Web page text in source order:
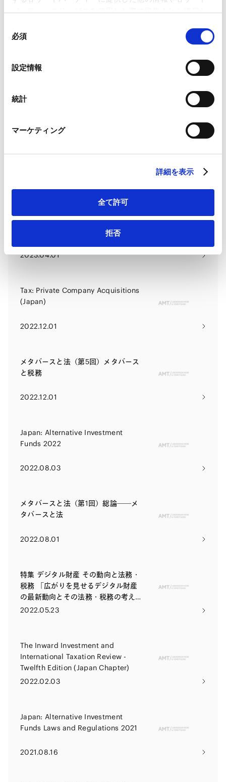
パーティーのサービスを使用した際に収集された情報と
ことがあります。
Google Analytics利用規約（
Marketo
外部サイト）
LinkedIn プライバシーポリシー（
HubSpot プライバシーポリシー（外部サイト）
必須
設定情報
統計
マーケティング
詳細を表示
全て許可
拒否
用されていませんか？－」を公表
2023.09.07
The Inward Investment and
International Taxation Review -
2023.04.01
Tax: Private Company Acquisitions
(Japan)
2022.12.01
メタバースと法（第5回）メタバース
と税務
2022.12.01
Japan: Alternative Investment
Funds 2022
2022.08.03
メタバースと法（第1回）総論――メ
タバースと法
2022.08.01
特集 デジタル財産 その動向と法務・
税務 「広がりを見せるデジタル財産
の最新動向とその法務・税務の考え
方」
2022.05.23
The Inward Investment and
International Taxation Review -
Twelfth Edition (Japan Chapter)
2022.02.03
Japan: Alternative Investment
Funds Laws and Regulations 2021
2021.08.16